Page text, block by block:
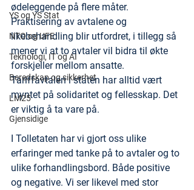
YS og YS Stat
NTO og UFE
Teknologi, IT og AI
Beredskap og sikkerhet
LM25
Gjensidige
ødeleggende på flere måter.
Praktisering av avtalene og
likebehandling blir utfordret, i tillegg så
mener vi at to avtaler vil bidra til økte
forskjeller mellom ansatte.
Tariffavtalen i staten har alltid vært
myntet på solidaritet og fellesskap. Det
er viktig å ta vare på.
I Tolletaten har vi gjort oss ulike
erfaringer med tanke på to avtaler og to
ulike forhandlingsbord. Både positive
og negative. Vi ser likevel med stor